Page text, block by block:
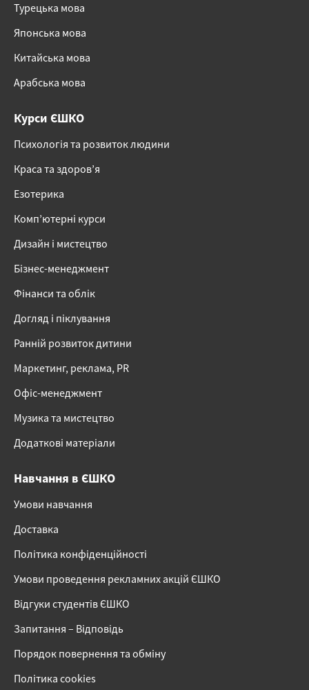
Турецька мова
Японська мова
Китайська мова
Арабська мова
Курси ЄШКО
Психологія та розвиток людини
Краса та здоров’я
Езотерика
Комп’ютерні курси
Дизайн і мистецтво
Бізнес-менеджмент
Фінанси та облік
Догляд і піклування
Ранній розвиток дитини
Маркетинг, реклама, PR
Офіс-менеджмент
Музика та мистецтво
Додаткові матеріали
Навчання в ЄШКО
Умови навчання
Доставка
Політика конфіденційності
Умови проведення рекламних акцій ЄШКО
Відгуки студентів ЄШКО
Запитання – Відповідь
Порядок повернення та обміну
Політика cookies